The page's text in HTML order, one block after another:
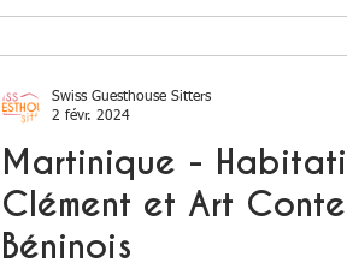
Martinique -
Clément et Art
Béninois
Swiss Guesthouse Sitters
2 févr. 2024